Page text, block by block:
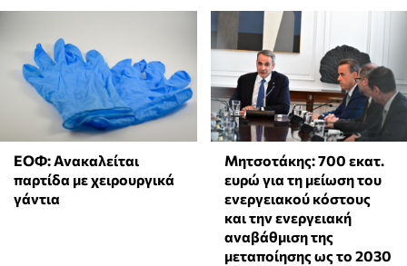
ΕΟΦ: Ανακαλείται
παρτίδα με χειρουργικά
γάντια
Μητσοτάκης: 700 εκατ.
ευρώ για τη μείωση του
ενεργειακού κόστους
και την ενεργειακή
αναβάθμιση της
μεταποίησης ως το 2030